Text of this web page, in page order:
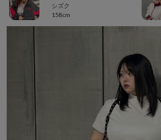
シズク
158cm